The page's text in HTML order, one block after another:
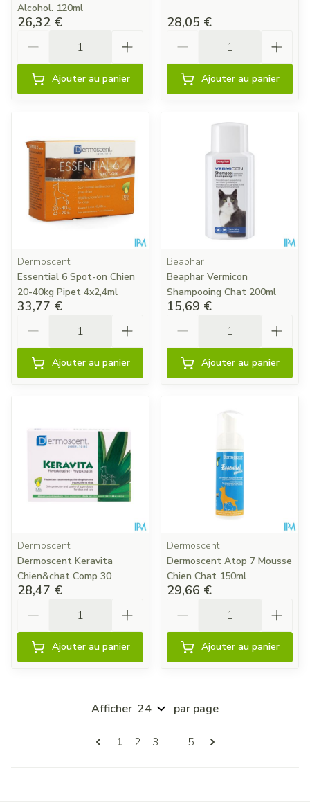
Alcohol. 120ml
26,32 €
Ajouter au panier
28,05 €
Ajouter au panier
Dermoscent
Essential 6 Spot-on Chien
20-40kg Pipet 4x2,4ml
33,77 €
Ajouter au panier
Beaphar
Beaphar Vermicon
Shampooing Chat 200ml
15,69 €
Ajouter au panier
Dermoscent
Dermoscent Keravita
Chien&chat Comp 30
28,47 €
Ajouter au panier
Dermoscent
Dermoscent Atop 7 Mousse
Chien Chat 150ml
29,66 €
Ajouter au panier
Pages
Vous lisez actuellement la page
1 Page
2 Page
3 ... Page
5
Afficher par page